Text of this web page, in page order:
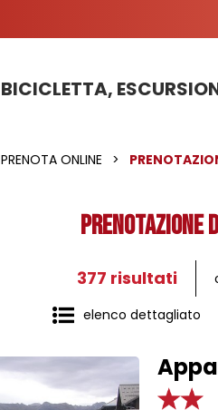
BICICLETTA,
PRENOTA ONLINE >
PRENOTAZIONE
elenco dettagliato
377 risultati